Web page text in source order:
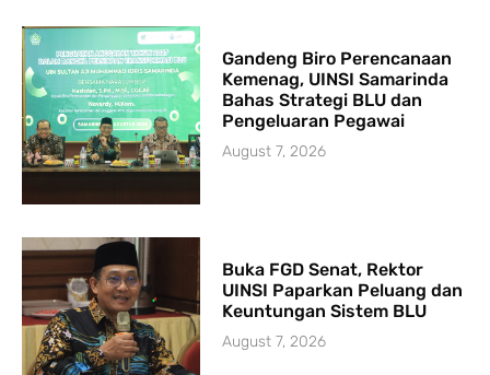
Gandeng Biro Perencanaan
Kemenag, UINSI Samarinda
Bahas Strategi BLU dan
Pengeluaran Pegawai
August 7, 2026
Buka FGD Senat, Rektor
UINSI Paparkan Peluang dan
Keuntungan Sistem BLU
August 7, 2026